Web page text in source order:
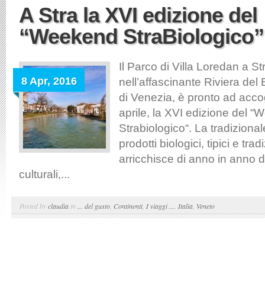
A Stra la XVI edizione del
“Weekend StraBiologico”
8 Apr, 2016
Il Parco di Villa Loredan a
nell’affascinante Riviera del
di Venezia, è pronto ad
aprile, la XVI edizione del
Strabiologico“. La
prodotti biologici, tipici e
arricchisce di anno in anno
culturali,...
Posted byclaudia in ... del gusto Continenti, I viaggi ... Italia Veneto